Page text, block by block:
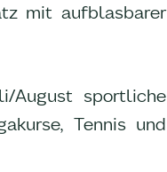
mit aufblasbarer
August sportliche
Tennis und